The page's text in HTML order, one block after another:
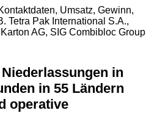
Umsatz, Gewinn,
Tetra Pak International S.A.,
AG, SIG Combibloc Group
in
in 55 Ländern
operative